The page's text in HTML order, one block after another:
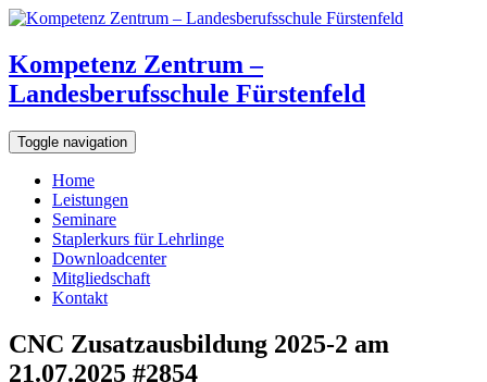
Kompetenz Zentrum –
Landesberufsschule Fürstenfeld
Toggle navigation
Home
Leistungen
Seminare
Staplerkurs für Lehrlinge
Downloadcenter
Mitgliedschaft
Kontakt
CNC Zusatzausbildung 2025-2 am
21.07.2025 #2854